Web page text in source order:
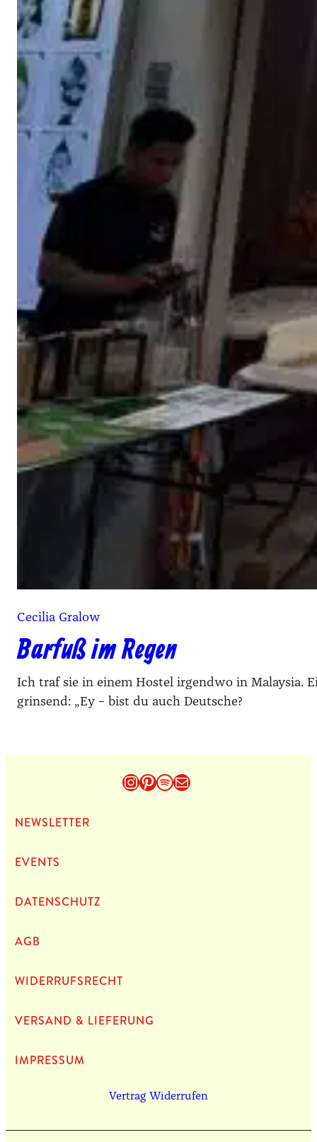
Cecilia Gralow
Barfuß im Regen
Ich traf sie in einem Hostel irgendwo in Malaysia.
grinsend: „Ey – bist du auch Deutsche?
Instagram
Pinterest
Spotify
E-Mail
NEWS­LET­TER
EVENTS
DATEN­SCHUTZ
AGB
WIDERRUFSRECHT
VERSAND & LIEFERUNG
IMPRES­SUM
Vertrag Widerrufen